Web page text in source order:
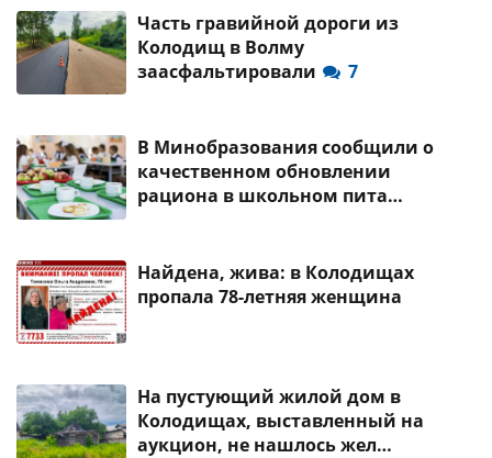
Часть гравийной дороги из
Колодищ в Волму
заасфальтировали
7
В Минобразования сообщили о
качественном обновлении
рациона в школьном пита…
Найдена, жива: в Колодищах
пропала 78-летняя женщина
На пустующий жилой дом в
Колодищах, выставленный на
аукцион, не нашлось жел…